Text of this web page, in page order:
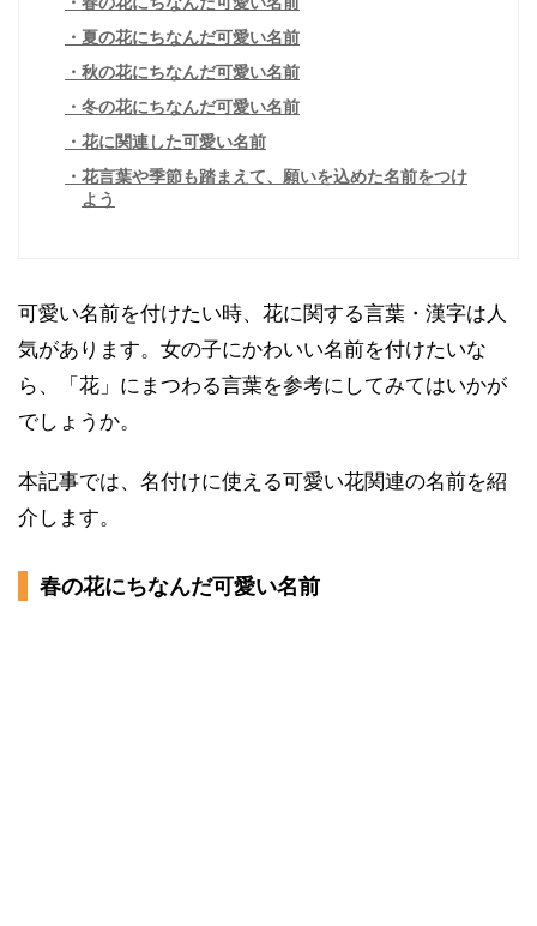
夏の花にちなんだ可愛い名前
秋の花にちなんだ可愛い名前
冬の花にちなんだ可愛い名前
花に関連した可愛い名前
花言葉や季節も踏まえて、願いを込めた名前をつけ
よう
可愛い名前を付けたい時、花に関する言葉・漢字は人
気があります。女の子にかわいい名前を付けたいな
ら、「花」にまつわる言葉を参考にしてみてはいかが
でしょうか。
本記事では、名付けに使える可愛い花関連の名前を紹
介します。
春の花にちなんだ可愛い名前